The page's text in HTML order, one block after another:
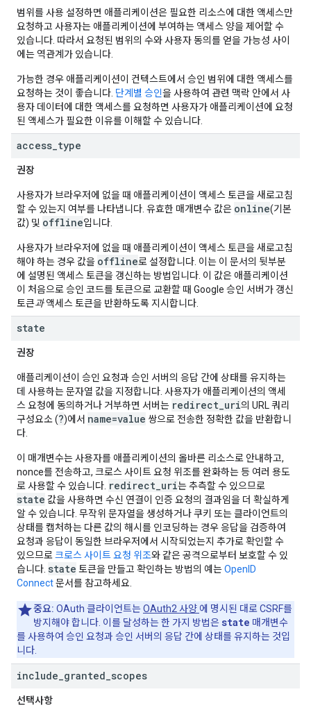
범위를 사용 설정하면 애플리케이션은 필요한 리소스에 대한 액세스만
요청하고 사용자는 애플리케이션에 부여하는 액세스 양을 제어할 수
있습니다. 따라서 요청된 범위의 수와 사용자 동의를 얻을 가능성 사이
에는 역관계가 있습니다.
가능한 경우 애플리케이션이 컨텍스트에서 승인 범위에 대한 액세스를
요청하는 것이 좋습니다. 단계별 승인을 사용하여 관련 맥락 안에서 사
용자 데이터에 대한 액세스를 요청하면 사용자가 애플리케이션에 요청
된 액세스가 필요한 이유를 이해할 수 있습니다.
access type
권장
사용자가 브라우저에 없을 때 애플리케이션이 액세스 토큰을 새로고침
할 수 있는지 여부를 나타냅니다. 유효한 매개변수 값은 online(기본
값) 및 offline입니다.
사용자가 브라우저에 없을 때 애플리케이션이 액세스 토큰을 새로고침
해야 하는 경우 값을 offline로 설정합니다. 이는 이 문서의 뒷부분
에 설명된 액세스 토큰을 갱신하는 방법입니다. 이 값은 애플리케이션
이 처음으로 승인 코드를 토큰으로 교환할 때 Google 승인 서버가 갱신
토큰과액세스 토큰을 반환하도록 지시합니다.
state
권장
애플리케이션이 승인 요청과 승인 서버의 응답 간에 상태를 유지하는
데 사용하는 문자열 값을 지정합니다. 사용자가 애플리케이션의 액세
스 요청에 동의하거나 거부하면 서버는 redirect_uri의 URL 쿼리
구성요소 (?)에서 name=value 쌍으로 전송한 정확한 값을 반환합니
다.
이 매개변수는 사용자를 애플리케이션의 올바른 리소스로 안내하고,
nonce를 전송하고, 크로스 사이트 요청 위조를 완화하는 등 여러 용도
로 사용할 수 있습니다. redirect_uri는 추측할 수 있으므로
state 값을 사용하면 수신 연결이 인증 요청의 결과임을 더 확실하게
알 수 있습니다. 무작위 문자열을 생성하거나 쿠키 또는 클라이언트의
상태를 캡처하는 다른 값의 해시를 인코딩하는 경우 응답을 검증하여
요청과 응답이 동일한 브라우저에서 시작되었는지 추가로 확인할 수
있으므로크로스 사이트 요청 위조와 같은 공격으로부터 보호할 수 있
습니다. state 토큰을 만들고 확인하는 방법의 예는OpenID
Connect문서를 참고하세요.
중요: OAuth 클라이언트는OAuth2 사양 에 명시된 대로 CSRF를
방지해야 합니다. 이를 달성하는 한 가지 방법은 state 매개변수
를 사용하여 승인 요청과 승인 서버의 응답 간에 상태를 유지하는 것입
니다.
include granted scopes
선택사항